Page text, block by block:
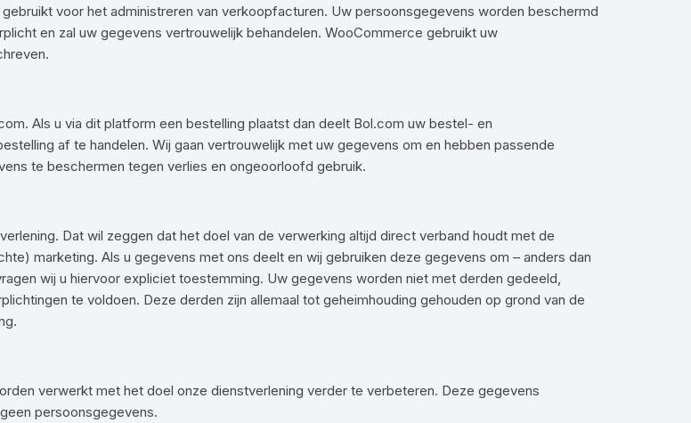
voor het administreren van verkoopfacturen. Uw persoonsgegevens worden beschermd
en zal uw gegevens vertrouwelijk behandelen. WooCommerce gebruikt uw
Als u via dit platform een bestelling plaatst dan deelt Bol.com uw bestel- en
af te handelen. Wij gaan vertrouwelijk met uw gegevens om en hebben passende
te beschermen tegen verlies en ongeoorloofd gebruik.
Dat wil zeggen dat het doel van de verwerking altijd direct verband houdt met de
marketing. Als u gegevens met ons deelt en wij gebruiken deze gegevens om – anders dan
wij u hiervoor expliciet toestemming. Uw gegevens worden niet met derden gedeeld,
te voldoen. Deze derden zijn allemaal tot geheimhouding gehouden op grond van de
verwerkt met het doel onze dienstverlening verder te verbeteren. Deze gegevens
persoonsgegevens.